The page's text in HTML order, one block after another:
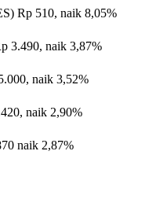
Rp 510, naik 8,05%
3.490, naik 3,87%
naik 3,52%
naik 2,90%
naik 2,87%